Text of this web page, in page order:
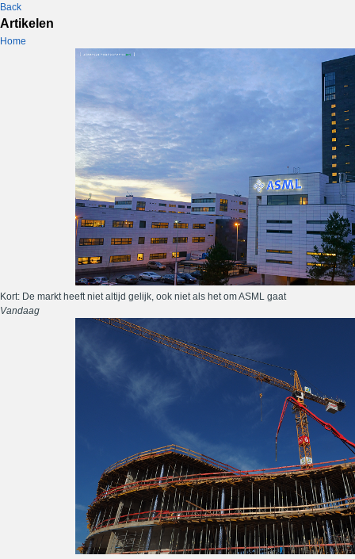
Back
Artikelen
Home
Kort: De markt heeft niet altijd gelijk, ook niet als het om ASML gaat
Vandaag